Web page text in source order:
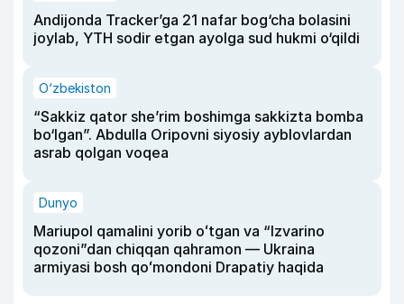
Andijonda Tracker’ga 21 nafar bog‘cha bolasini
joylab, YTH sodir etgan ayolga sud hukmi o‘qildi
O‘zbekiston
“Sakkiz qator she’rim boshimga sakkizta bomba
bo‘lgan”. Abdulla Oripovni siyosiy ayblovlardan
asrab qolgan voqea
Dunyo
Mariupol qamalini yorib oʻtgan va “Izvarino
qozoni”dan chiqqan qahramon — Ukraina
armiyasi bosh qoʻmondoni Drapatiy haqida